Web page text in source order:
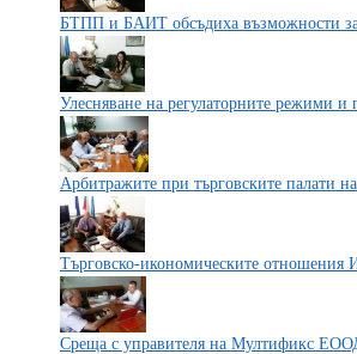
БТПП и БАИТ обсъдиха възможности за
Улесняване на регулаторните режими и
Арбитражите при търговските палати
Търговско-икономическите отношения
Среща с управителя на Мултификс